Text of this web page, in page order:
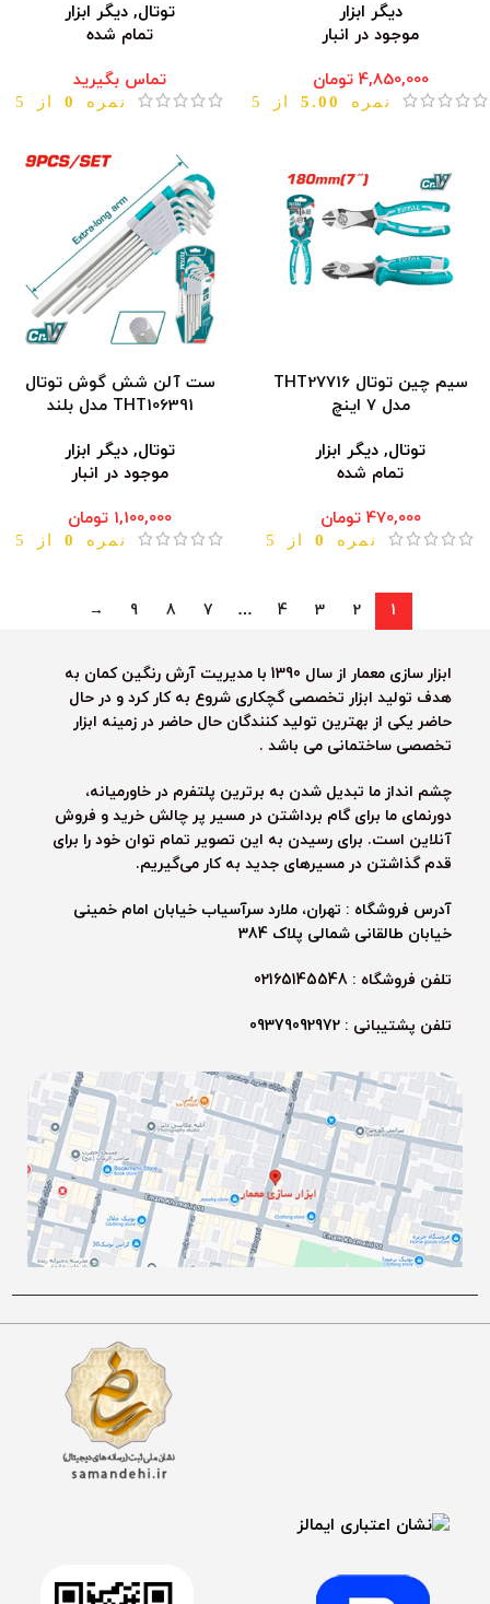
دیگر ابزار
موجود در انبار
4,850,000 تومان
نمره 5.00 از 5
توتال, دیگر ابزار
تمام شده
تماس بگیرید
نمره 0 از 5
سیم چین توتال THT27716
مدل 7 اینچ
توتال, دیگر ابزار
تمام شده
470,000 تومان
نمره 0 از 5
ست آلن شش گوش توتال
THT106391 مدل بلند
توتال, دیگر ابزار
موجود در انبار
1,100,000 تومان
نمره 0 از 5
1
2
3
4
…
7
8
9
→
ابزار سازی معمار از سال 1390 با مدیریت آرش رنگین کمان به
هدف تولید ابزار تخصصی گچکاری شروع به کار کرد و در حال
حاضر یکی از بهترین تولید کنندگان حال حاضر در زمینه ابزار
تخصصی ساختمانی می باشد .
چشم انداز ما تبدیل شدن به برترین پلتفرم در خاورمیانه،
دورنمای ما برای گام برداشتن در مسیر پر چالش خرید و فروش
آنلاین است. برای رسیدن به این تصویر تمام توان خود را برای
قدم گذاشتن در مسیرهای جدید به کار می‌گیریم.
آدرس فروشگاه : تهران، ملارد سرآسیاب خیابان امام خمینی
خیابان طالقانی شمالی پلاک 384
تلفن فروشگاه : 02165145548
تلفن پشتیبانی : 09379092972